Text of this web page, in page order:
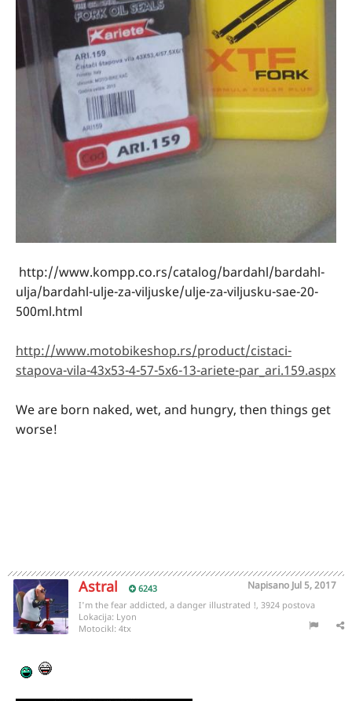
http://www.kompp.co.rs/catalog/bardahl/bardahl-
ulja/bardahl-ulje-za-viljuske/ulje-za-viljusku-sae-20-
500ml.html
http://www.motobikeshop.rs/product/cistaci-
stapova-vila-43x53-4-57-5x6-13-ariete-par_ari.159.aspx
We are born naked, wet, and hungry, then things get
worse!
Astral 6243 Napisano Jul 5, 2017
I'm the fear addicted, a danger illustrated !, 3924 postova
Lokacija: Lyon
Motocikl: 4tx